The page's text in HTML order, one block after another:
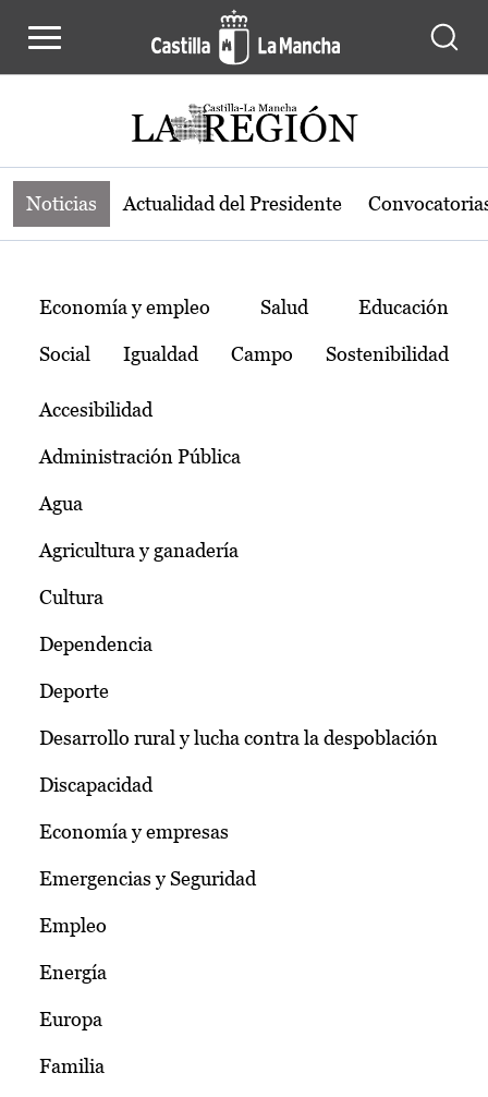
Noticias de la región de Castilla-La
Noticias Actualidad del Presidente
Temas
Economía y empleo Salud Educación
Social Igualdad Campo Sostenibilidad
Accesibilidad
Administración Pública
Agua
Agricultura y ganadería
Cultura
Dependencia
Deporte
Desarrollo rural y lucha contra la despoblación
Discapacidad
Economía y empresas
Emergencias y Seguridad
Empleo
Energía
Europa
Familia